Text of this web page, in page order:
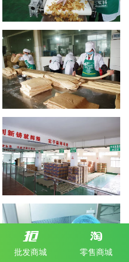
批发商城 零售商城